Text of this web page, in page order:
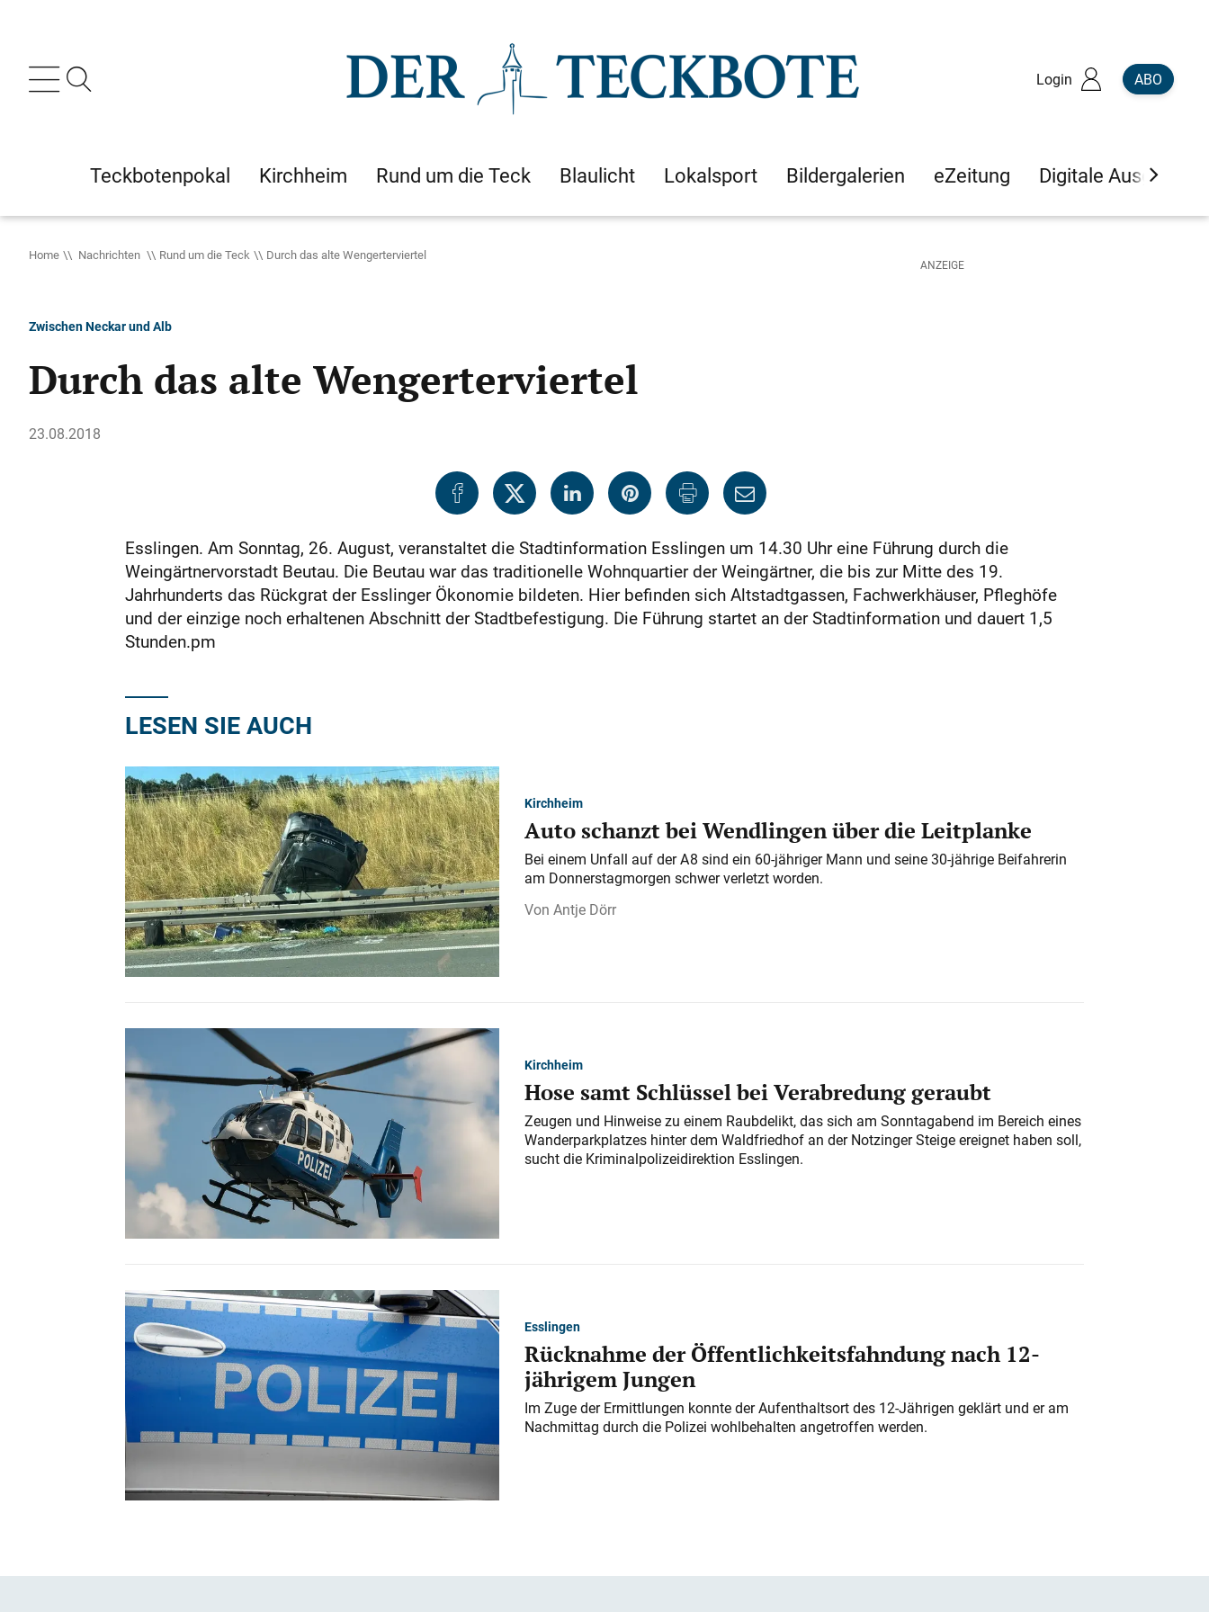
Login ABO
Teckbotenpokal Kirchheim Rund um die Teck Blaulicht Lokalsport Bildergalerien eZeitung Digitale Ausgaben
Home Nachrichten Rund um die Teck Durch das alte Wengerterviertel
Zwischen Neckar und Alb
Durch das alte Wengerterviertel
23.08.2018
Esslingen. Am Sonntag, 26. August, veranstaltet die Stadtinformation Esslingen um 14.30 Uhr eine Führung durch die
Weingärtnervorstadt Beutau. Die Beutau war das traditionelle Wohnquartier der Weingärtner, die bis zur Mitte des 19.
Jahrhunderts das Rückgrat der Esslinger Ökonomie bildeten. Hier befinden sich Altstadtgassen, Fachwerkhäuser, Pfleghöfe
und der einzige noch erhaltenen Abschnitt der Stadtbefestigung. Die Führung startet an der Stadtinformation und dauert 1,5
Stunden.pm
LESEN SIE AUCH
Kirchheim
Auto schanzt bei Wendlingen über die Leitplanke
Bei einem Unfall auf der A 8 sind ein 60-jähriger Mann und seine 30-jährige Beifahrerin
am Donnerstagmorgen schwer verletzt worden.
Antje Dörr
Kirchheim
Hose samt Schlüssel bei Verabredung geraubt
Zeugen und Hinweise zu einem Raubdelikt, das sich am Sonntagabend im Bereich eines
Wanderparkplatzes hinter dem Waldfriedhof an der Notzinger Steige ereignet haben soll,
sucht die Kriminalpolizeidirektion Esslingen.
Esslingen
Rücknahme der Öffentlichkeitsfahndung nach 12-
jährigem Jungen
Im Zuge der Ermittlungen konnte der Aufenthaltsort des 12-Jährigen geklärt und er am
Nachmittag durch die Polizei wohlbehalten angetroffen werden.